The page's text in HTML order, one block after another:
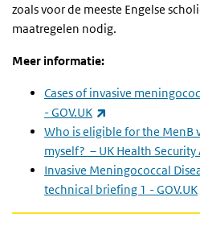
zoals voor de meeste Engelse
maatregelen nodig.
Meer informatie:
Cases of invasive
- GOV.UK
Who is eligible for the MenB
myself? – UK Health Security
Invasive Meningococcal
technical briefing 1 - GOV.UK